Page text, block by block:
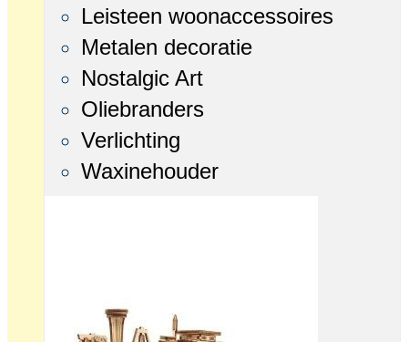
Leisteen woonaccessoires
Metalen decoratie
Nostalgic Art
Oliebranders
Verlichting
Waxinehouder